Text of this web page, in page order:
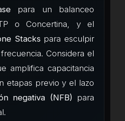
para un balanceo
o Concertina, y el
Stacks para esculpir
Considera el
amplifica capacitancia
etapas previo y el lazo
negativa (NFB) para